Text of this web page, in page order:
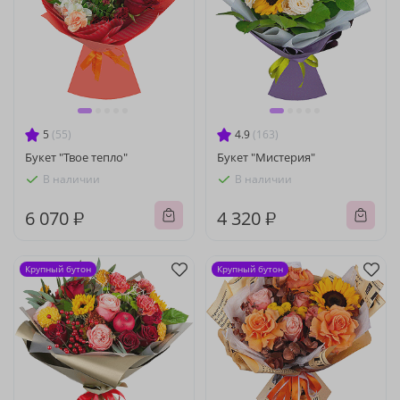
5 (55)
Букет "Твое тепло"
В наличии
6 070 ₽
4.9 (163)
Букет "Мистерия"
В наличии
4 320 ₽
Крупный бутон Крупный бутон